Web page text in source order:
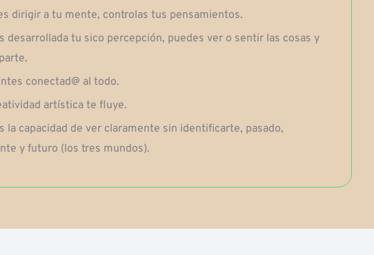
dirigir a tu mente, controlas tus pensamientos.
desarrollada tu sico percepción, puedes ver o sentir las cosas y
conectad@ al todo.
artística te fluye.
la capacidad de ver claramente sin identificarte, pasado,
y futuro (los tres mundos).